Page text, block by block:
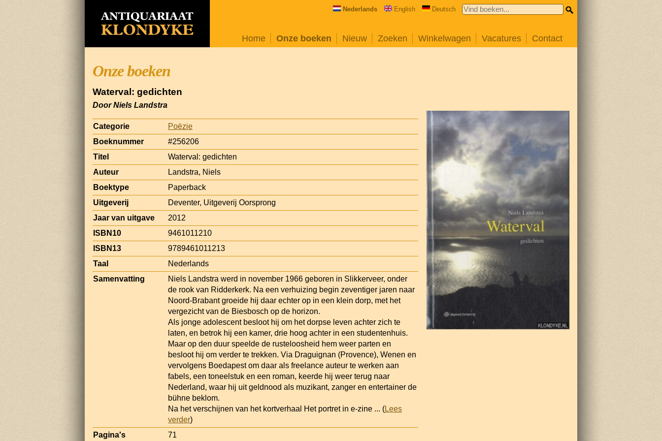
Nederlands English Deutsch
Home Onze boeken Nieuw Zoeken Winkelwagen Vacatures Contact
Onze boeken
Waterval: gedichten
Door Niels Landstra
Categorie
Poëzie
Boeknummer
#256206
Titel
Waterval: gedichten
Auteur
Landstra, Niels
Boektype
Paperback
Uitgeverij
Deventer, Uitgeverij Oorsprong
Jaar van uitgave
2012
ISBN10
9461011210
ISBN13
9789461011213
Taal
Nederlands
Samenvatting
Niels Landstra werd in november 1966 geboren in Slikkerveer, onder
de rook van Ridderkerk. Na een verhuizing begin zeventiger jaren naar
Noord-Brabant groeide hij daar echter op in een klein dorp, met het
vergezicht van de Biesbosch op de horizon.
Als jonge adolescent besloot hij om het dorpse leven achter zich te
laten, en betrok hij een kamer, drie hoog achter in een studentenhuis.
Maar op den duur speelde de rusteloosheid hem weer parten en
besloot hij om verder te trekken. Via Draguignan (Provence), Wenen en
vervolgens Boedapest om daar als freelance auteur te werken aan
fabels, een toneelstuk en een roman, keerde hij weer terug naar
Nederland, waar hij uit geldnood als muzikant, zanger en entertainer de
bühne beklom.
Na het verschijnen van het kortverhaal Het portret in e-zine ... (Lees
verder)
Pagina's
71